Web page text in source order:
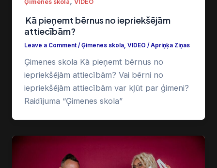
Ģimenes skola VIDEO
Kā pieņemt bērnus no iepriekšējām
attiecībām?
Leave a Comment / Ģimenes skola, VIDEO / Apriņķa Ziņas
Ģimenes skola Kā pieņemt bērnus no
iepriekšējām attiecībām? Vai bērni no
iepriekšējām attiecībām var kļūt par ģimeni?
Raidījuma “Ģimenes skola”